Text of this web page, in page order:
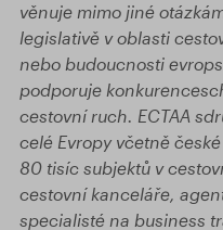
věnuje mimo jiné
legislativě v oblasti
nebo budoucnosti
podporuje
cestovní ruch. ECTAA
celé Evropy včetně
80 tisíc subjektů v
cestovní kanceláře,
specialisté na business